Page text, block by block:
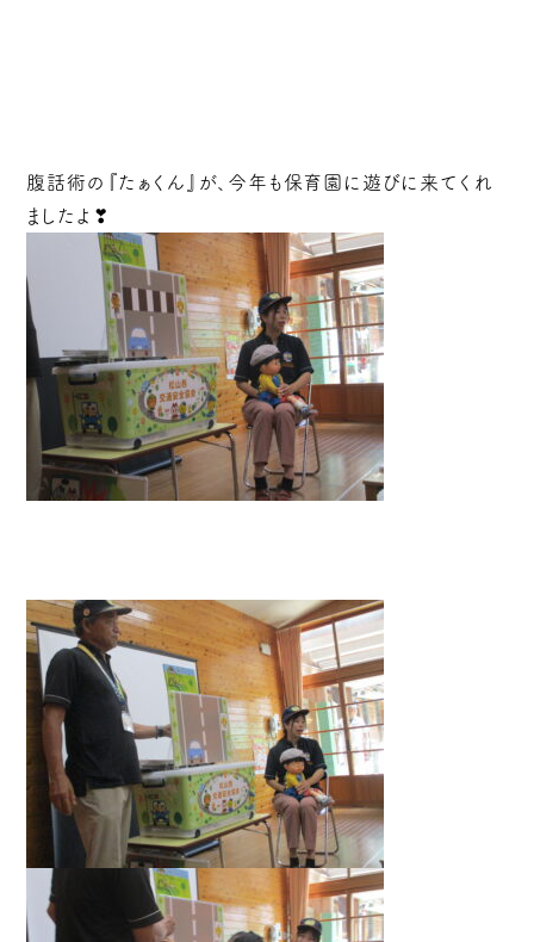
腹話術の『たぁくん』が、今年も保育園に遊びに来てくれ
ましたよ❣